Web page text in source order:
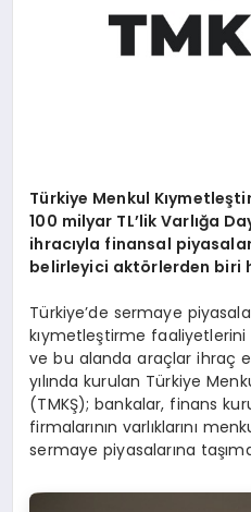
Türkiye Menkul
100 milyar TL’lik Varlığa
ihracıyla finansal
belirleyici aktörlerden biri
Türkiye’de sermaye
kıymetleştirme
ve bu alanda araçlar ihraç
yılında kurulan Türkiye
(TMKŞ); bankalar, finans
firmalarının varlıklarını
sermaye piyasalarına